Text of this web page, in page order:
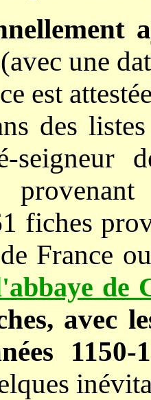
(avec une
est
des
seigneur
fiches
France
de
avec
1150-